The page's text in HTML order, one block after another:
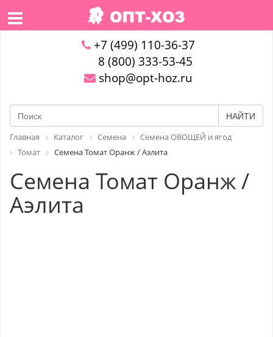
+7 (499) 110-36-37
8 (800) 333-53-45
shop@opt-hoz.ru
НАЙТИ
Главная Каталог Семена
Семена ОВОЩЕЙ и ягод
Томат
Семена Томат Оранж / Аэлита
Семена Томат Оранж /
Аэлита